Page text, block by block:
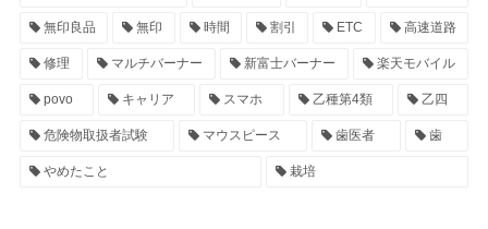
無印良品 無印 時間 割引 ETC 高速道路
修理 マルチバーナー 新富士バーナー 楽天モバイル
povo キャリア スマホ 乙種第4類 乙四
危険物取扱者試験 マウスピース 歯医者 歯
やめたこと 栽培